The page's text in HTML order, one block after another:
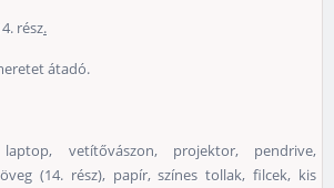
rész.
átadó.
laptop, vetítővászon, projektor, pendrive,
(14. rész), papír, színes tollak, filcek, kis